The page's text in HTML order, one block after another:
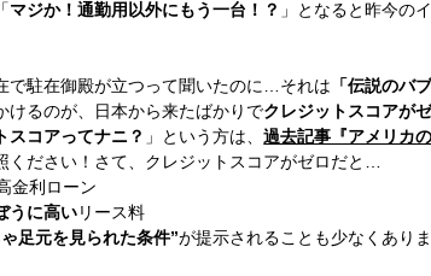
マジか！通勤用以外にもう一台！？ 」となると昨今の
で駐在御殿が立つって聞いたのに…それは 「伝説のバ
けるのが、日本から来たばかりでクレジットスコアが
スコアってナニ？ 」という方は、過去記事『アメリカ
ください！さて、クレジットスコアがゼロだと…
金利ローン
うに高いリース料
足元を見られた条件”が提示されることも少なくありま